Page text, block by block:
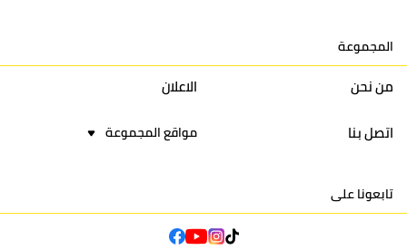
16 نادي أولمبيك آسفي 30
24
42
22
المجموعة
من نحن
الاعلان
اتصل بنا
مواقع المجموعة
تابعونا على